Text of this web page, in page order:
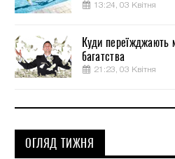
13:24, 03 Квітня
Куди переїжджають
багатства
21:23, 03 Квітня
ОГЛЯД ТИЖНЯ